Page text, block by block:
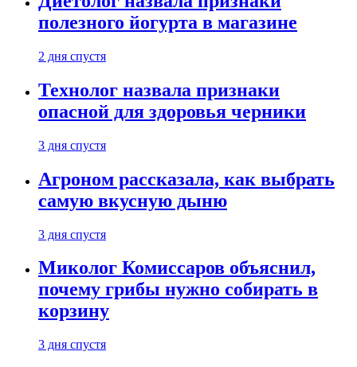
полезного йогурта в магазине
2 дня спустя
Технолог назвала признаки
опасной для здоровья черники
3 дня спустя
Агроном рассказала, как выбрать
самую вкусную дыню
3 дня спустя
Миколог Комиссаров объяснил,
почему грибы нужно собирать в
корзину
3 дня спустя